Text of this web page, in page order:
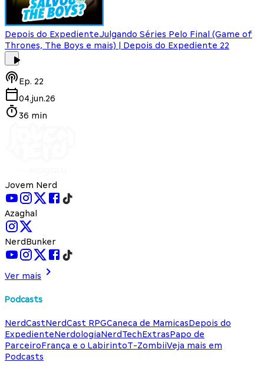
Depois do ExpedienteJulgando Séries Pelo Final (Game of
Thrones, The Boys e mais) | Depois do Expediente 22
Ep. 22
04.jun.26
36 min
Jovem Nerd
Azaghal
NerdBunker
Ver mais
Podcasts
NerdCastNerdCast RPGCaneca de MamicasDepois do
ExpedienteNerdologiaNerdTechExtrasPapo de
ParceiroFrança e o LabirintoT-ZombiiVeja mais em
Podcasts